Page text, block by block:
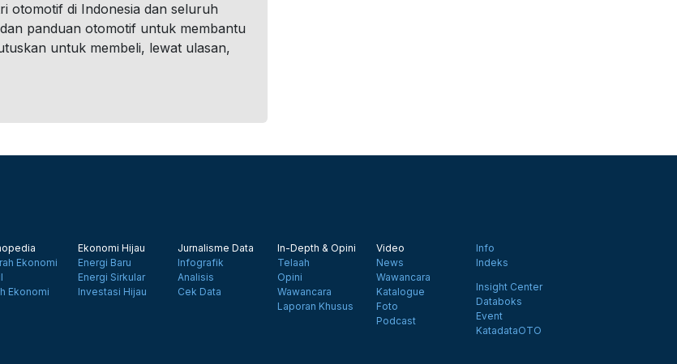
otomotif di Indonesia dan seluruh
panduan otomotif untuk membantu
untuk membeli, lewat ulasan,
Ekonomi
Ekonomi
Ekonomi Hijau
Energi Baru
Energi Sirkular
Investasi Hijau
Jurnalisme Data
Infografik
Analisis
Cek Data
In-Depth & Opini
Telaah
Opini
Wawancara
Laporan Khusus
Video
News
Wawancara
Katalogue
Foto
Podcast
Info
Indeks
Insight Center
Databoks
Event
KatadataOTO